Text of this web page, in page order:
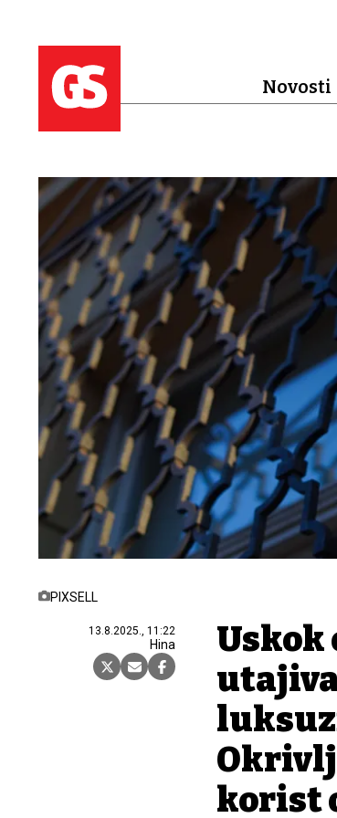
Novosti
PIXSELL
13.8.2025., 11:22
Hina
korist